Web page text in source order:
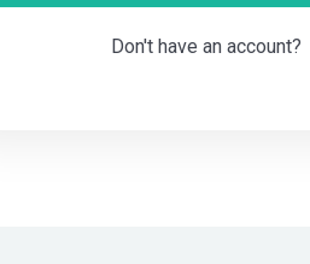
Don't have an account?